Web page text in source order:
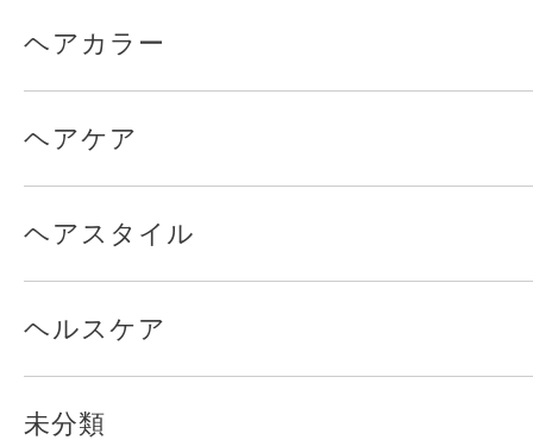
ヘアカラー
ヘアケア
ヘアスタイル
ヘルスケア
未分類